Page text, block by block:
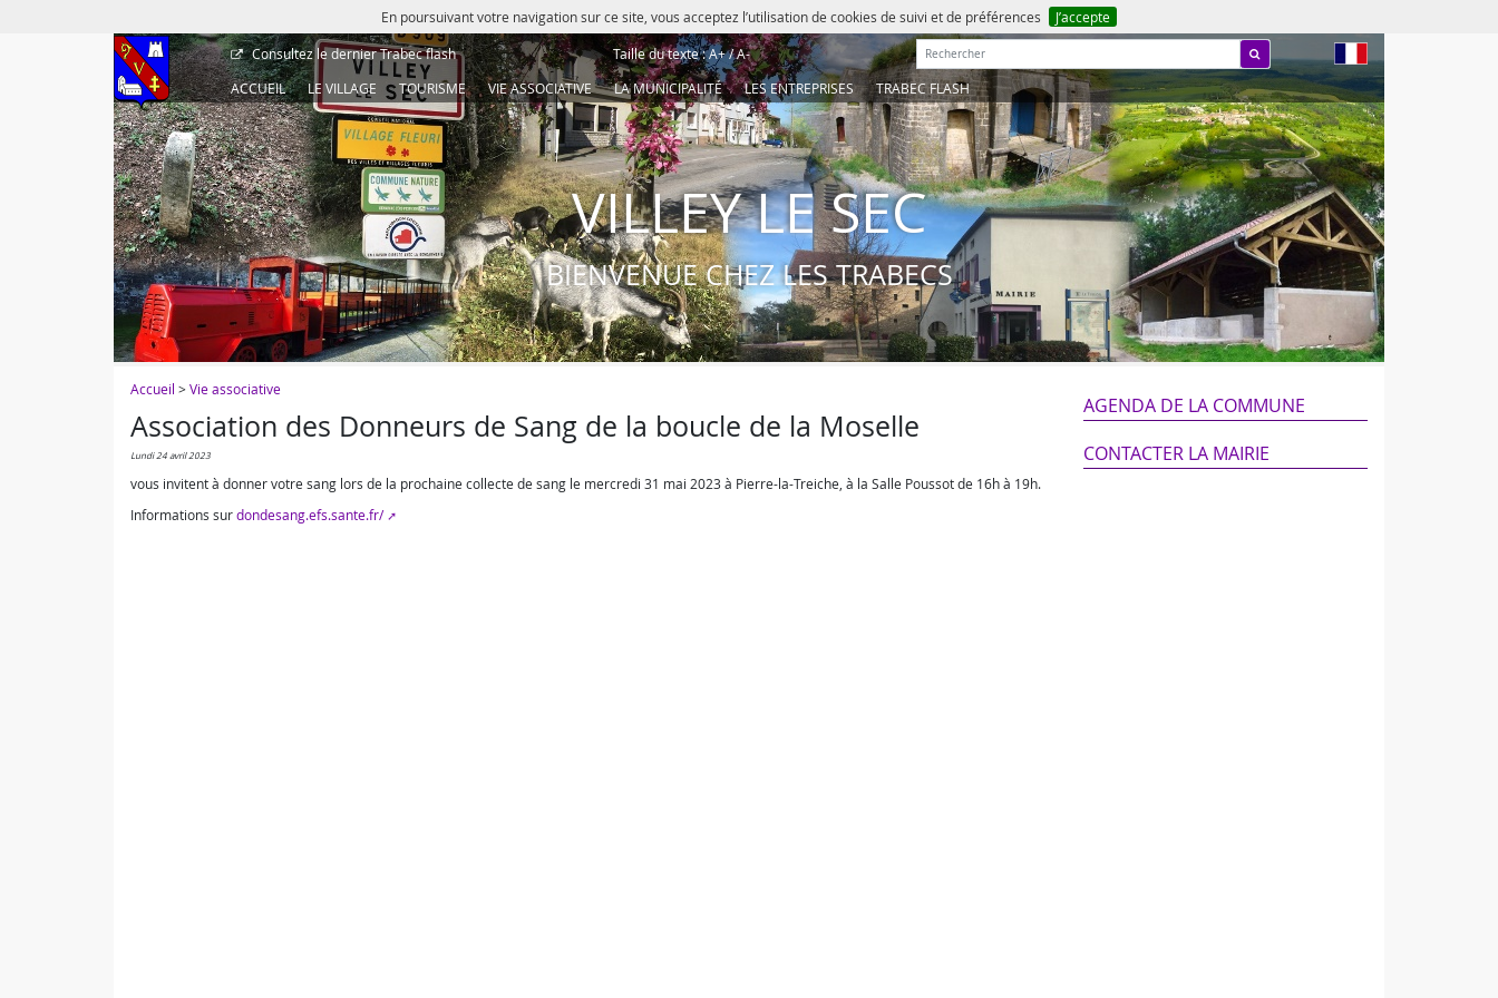
En poursuivant votre navigation sur ce site, vous acceptez l’utilisation de cookies de suivi et de préférences J’accepte
Consultez le dernierTrabec flash Taille du texte :A+/A- Rechercher :
ACCUEIL
LE VILLAGE TOURISME VIE ASSOCIATIVE LA MUNICIPALITÉ LES ENTREPRISES TRABEC FLASH
VILLEY LE SEC
BIENVENUE CHEZ LES TRABECS
Accueil >Vie associative
Association des Donneurs de Sang de la boucle de la Moselle
lundi 24 avril 2023
vous invitent à donner votre sang lors de la prochaine collecte de sang le mercredi 31 mai 2023 à Pierre-la-Treiche, à la Salle Poussot de 16h à 19h.
Informations surdondesang.efs.sante.fr/
AGENDA DE LA COMMUNE
CONTACTER LA MAIRIE